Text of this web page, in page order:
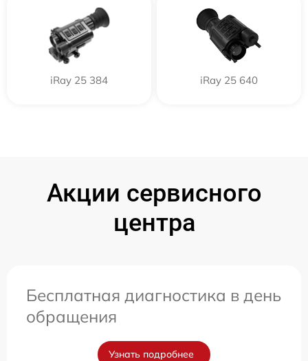
iRay 25 384 iRay 25 640
Акции сервисного
центра
Бесплатная диагностика в день
обращения
Узнать подробнее